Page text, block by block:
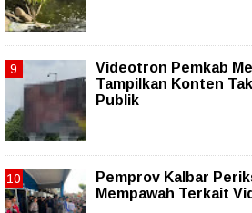
Videotron Pemkab
Tampilkan Konten
Publik
Pemprov Kalbar
Mempawah Terkait